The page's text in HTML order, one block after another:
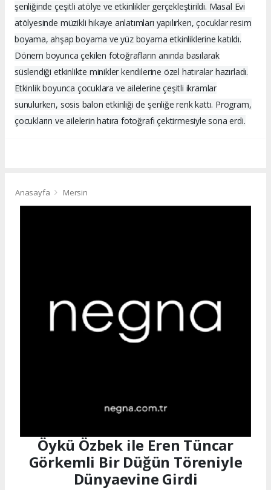
şenliğinde çeşitli atölye ve etkinlikler gerçekleştirildi. Masal Evi
atölyesinde müzikli hikaye anlatımları yapılırken, çocuklar resim
boyama, ahşap boyama ve yüz boyama etkinliklerine katıldı.
Dönem boyunca çekilen fotoğrafların anında basılarak
süslendiği etkinlikte minikler kendilerine özel hatıralar hazırladı.
Etkinlik boyunca çocuklara ve ailelerine çeşitli ikramlar
sunulurken, sosis balon etkinliği de şenliğe renk kattı. Program,
çocukların ve ailelerin hatıra fotoğrafı çektirmesiyle sona erdi.
Anasayfa Mersin
Öykü Özbek ile Eren Tüncar
Görkemli Bir Düğün Töreniyle
Dünyaevine Girdi